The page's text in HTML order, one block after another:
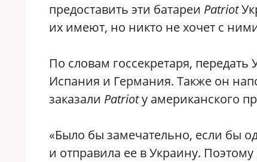
предоставить эти батареи Patriot
их имеют, но никто не хочет с
По словам госсекретаря,
Испания и Германия. Также он
заказали Patriotу американского
«Было бы замечательно, если бы
и отправила ее в Украину.